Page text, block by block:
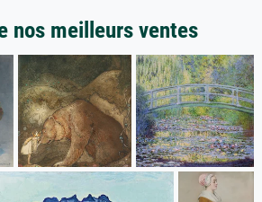
nos meilleurs ventes